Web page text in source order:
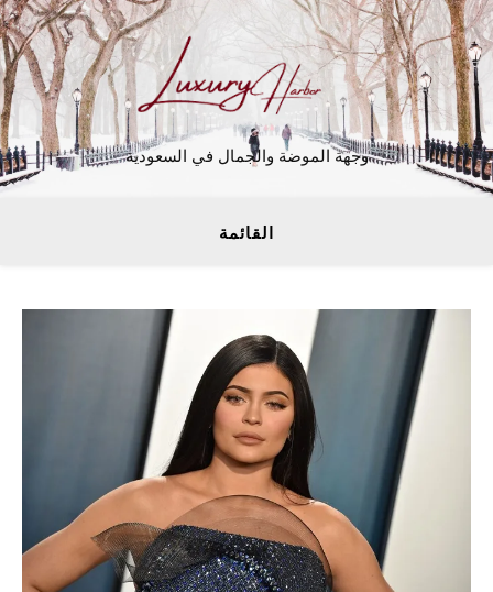
وجهة الموضة والجمال في السعودية
القائمة